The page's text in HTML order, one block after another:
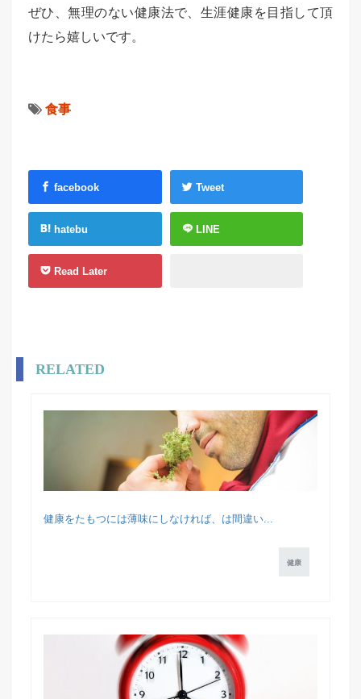
ぜひ、無理のない健康法で、生涯健康を目指して頂
けたら嬉しいです。
食事
facebook Tweet
hatebu LINE
Read Later
RELATED
健康をたもつには薄味にしなければ、は間違い...
健康